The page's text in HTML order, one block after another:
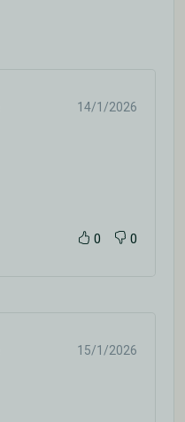
14/1/2026
0 0
15/1/2026